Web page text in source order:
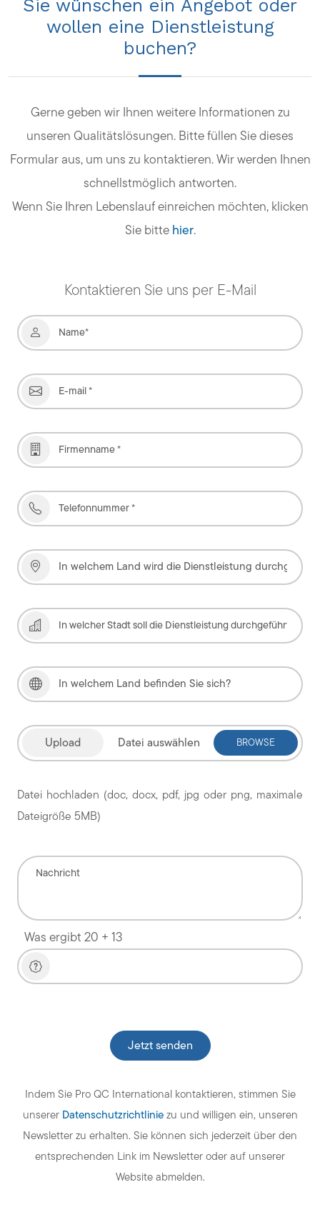
Sie wünschen ein Angebot oder
wollen eine Dienstleistung
buchen?
Gerne geben wir Ihnen weitere Informationen zu
unseren Qualitätslösungen. Bitte füllen Sie dieses
Formular aus, um uns zu kontaktieren. Wir werden Ihnen
schnellstmöglich antworten.
Wenn Sie Ihren Lebenslauf einreichen möchten, klicken
Sie bitte hier.
Kontaktieren Sie uns per E-Mail
Datei auswählen
Datei hochladen (doc, docx, pdf, jpg oder png, maximale
Dateigröße 5MB)
Was ergibt 20 + 13
Indem Sie Pro QC International kontaktieren, stimmen Sie
unserer Datenschutzrichtliniezu und willigen ein, unseren
Newsletter zu erhalten. Sie können sich jederzeit über den
entsprechenden Link im Newsletter oder auf unserer
Website abmelden.